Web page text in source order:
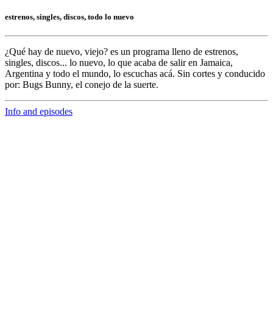
estrenos, singles, discos, todo lo nuevo
¿Qué hay de nuevo, viejo? es un programa lleno de estrenos,
singles, discos... lo nuevo, lo que acaba de salir en Jamaica,
Argentina y todo el mundo, lo escuchas acá. Sin cortes y conducido
por: Bugs Bunny, el conejo de la suerte.
Info and episodes